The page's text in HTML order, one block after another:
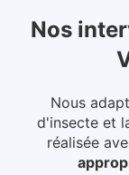
Nos
Nous
d'insecte et
réalisée